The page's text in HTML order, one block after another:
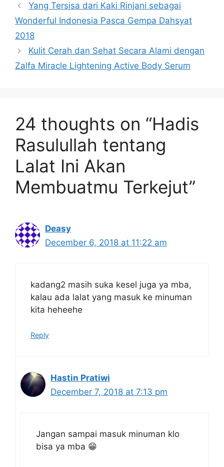
Yang Tersisa dari Kaki Rinjani sebagai
Wonderful Indonesia Pasca Gempa Dahsyat
2018
Kulit Cerah dan Sehat Secara Alami dengan
Zalfa Miracle Lightening Active Body Serum
24 thoughts on “Hadis
Rasulullah tentang
Lalat Ini Akan
Membuatmu Terkejut”
Deasy
December 6, 2018 at 11:22 am
kadang2 masih suka kesel juga ya mba,
kalau ada lalat yang masuk ke minuman
kita heheehe
Reply
Hastin Pratiwi
December 7, 2018 at 7:13 pm
Jangan sampai masuk minuman klo
bisa ya mba 😁